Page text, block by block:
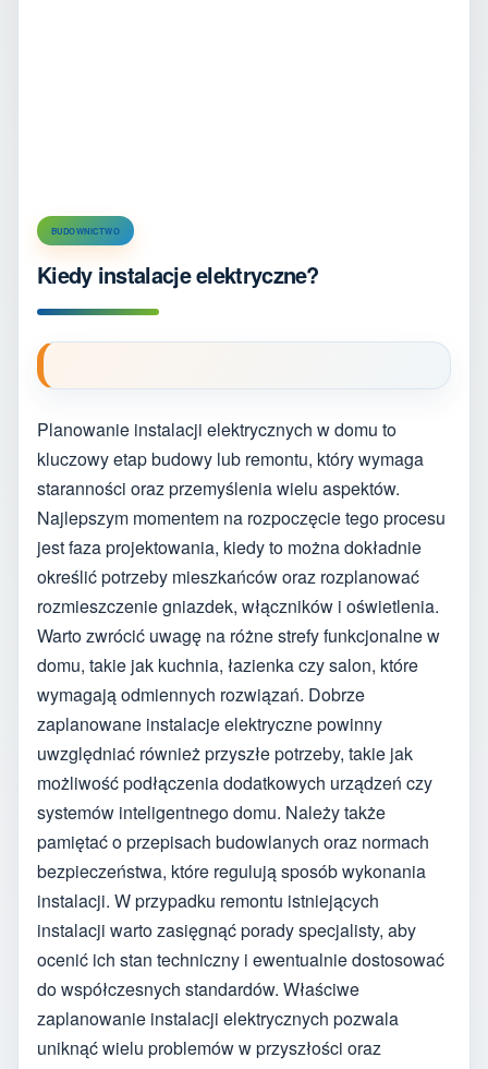
BUDOWNICTWO
Kiedy instalacje elektryczne?
Planowanie instalacji elektrycznych w domu to
kluczowy etap budowy lub remontu, który wymaga
staranności oraz przemyślenia wielu aspektów.
Najlepszym momentem na rozpoczęcie tego procesu
jest faza projektowania, kiedy to można dokładnie
określić potrzeby mieszkańców oraz rozplanować
rozmieszczenie gniazdek, włączników i oświetlenia.
Warto zwrócić uwagę na różne strefy funkcjonalne w
domu, takie jak kuchnia, łazienka czy salon, które
wymagają odmiennych rozwiązań. Dobrze
zaplanowane instalacje elektryczne powinny
uwzględniać również przyszłe potrzeby, takie jak
możliwość podłączenia dodatkowych urządzeń czy
systemów inteligentnego domu. Należy także
pamiętać o przepisach budowlanych oraz normach
bezpieczeństwa, które regulują sposób wykonania
instalacji. W przypadku remontu istniejących
instalacji warto zasięgnąć porady specjalisty, aby
ocenić ich stan techniczny i ewentualnie dostosować
do współczesnych standardów. Właściwe
zaplanowanie instalacji elektrycznych pozwala
uniknąć wielu problemów w przyszłości oraz